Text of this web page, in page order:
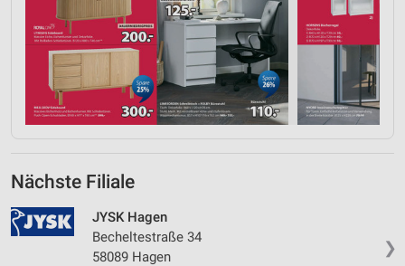
Nächste Filiale
❯
JYSK Hagen
Becheltestraße 34
58089 Hagen